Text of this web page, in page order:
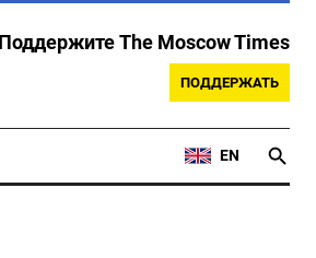
Поддержите The Moscow Times
ПОДДЕРЖАТЬ
EN